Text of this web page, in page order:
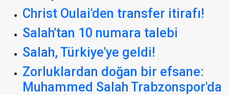
Christ Oulai'den transfer itirafı!
Salah'tan 10 numara talebi
Salah, Türkiye'ye geldi!
Zorluklardan doğan bir efsane:
Muhammed Salah Trabzonspor'da